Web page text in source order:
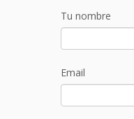
Tu nombre
Email